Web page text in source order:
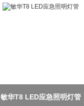
敏华T8 LED应急照明灯管